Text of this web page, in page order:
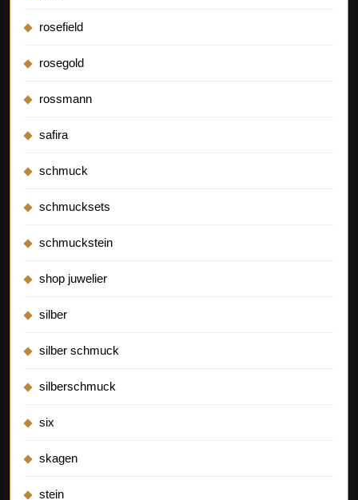
rosefield
rosegold
rossmann
safira
schmuck
schmucksets
schmuckstein
shop juwelier
silber
silber schmuck
silberschmuck
six
skagen
stein